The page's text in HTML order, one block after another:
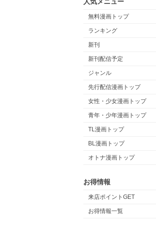
無料漫画トップ
ランキング
新刊
新刊配信予定
ジャンル
先行配信漫画トップ
女性・少女漫画トップ
青年・少年漫画トップ
TL漫画トップ
BL漫画トップ
オトナ漫画トップ
お得情報
来店ポイントGET
お得情報一覧